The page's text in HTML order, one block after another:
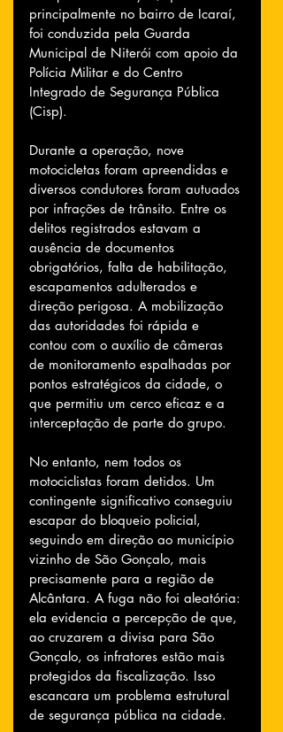
principalmente no bairro de Icaraí,
foi conduzida pela Guarda
Municipal de Niterói com apoio da
Polícia Militar e do Centro
Integrado de Segurança Pública
(Cisp).
Durante a operação, nove
motocicletas foram apreendidas e
diversos condutores foram autuados
por infrações de trânsito. Entre os
delitos registrados estavam a
ausência de documentos
obrigatórios, falta de habilitação,
escapamentos adulterados e
direção perigosa. A mobilização
das autoridades foi rápida e
contou com o auxílio de câmeras
de monitoramento espalhadas por
pontos estratégicos da cidade, o
que permitiu um cerco eficaz e a
interceptação de parte do grupo.
No entanto, nem todos os
motociclistas foram detidos. Um
contingente significativo conseguiu
escapar do bloqueio policial,
seguindo em direção ao município
vizinho de São Gonçalo, mais
precisamente para a região de
Alcântara. A fuga não foi aleatória:
ela evidencia a percepção de que,
ao cruzarem a divisa para São
Gonçalo, os infratores estão mais
protegidos da fiscalização. Isso
escancara um problema estrutural
de segurança pública na cidade.